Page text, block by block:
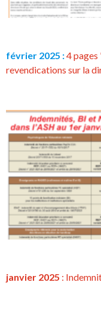
février 2025 :4
revendications sur la
janvier 2025 :